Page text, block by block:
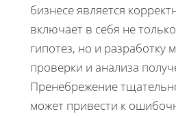
бизнесе является
включает в себя не
гипотез, но и разработку
проверки и анализа
Пренебрежение
может привести к